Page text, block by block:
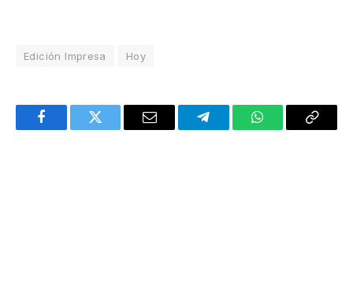
Edición Impresa Hoy
FacebookTwitter Email TelegramWhatsAppCopy